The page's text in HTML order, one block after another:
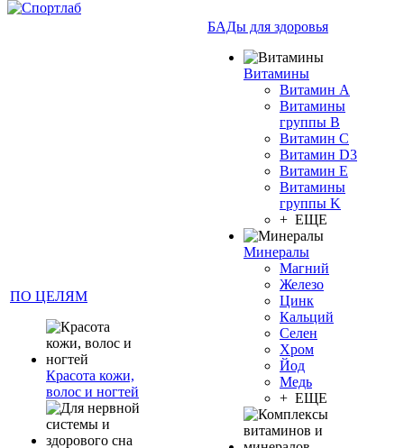
ПО ЦЕЛЯМ
Красота кожи,
волос и ногтей
БАДы для здоровья
Витамины
Витамин А
Витамины
группы B
Витамин C
Витамин D3
Витамин E
Витамины
группы K
+ ЕЩЕ
Минералы
Магний
Железо
Цинк
Кальций
Селен
Хром
Йод
Медь
+ ЕЩЕ